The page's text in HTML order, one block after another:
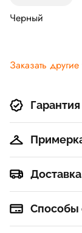
Черный
Заказать
Доставка
Способы